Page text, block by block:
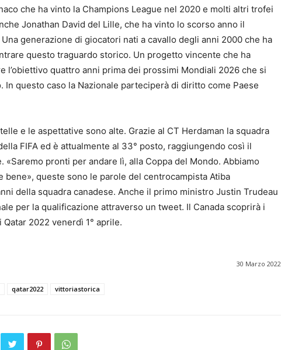
che ha vinto la Champions League nel 2020 e molti altri trofei
Jonathan David del Lille, che ha vinto lo scorso anno il
generazione di giocatori nati a cavallo degli anni 2000 che ha
questo traguardo storico. Un progetto vincente che ha
l’obiettivo quattro anni prima dei prossimi Mondiali 2026 che si
In questo caso la Nazionale parteciperà di diritto come Paese
e le aspettative sono alte. Grazie al CT Herdaman la squadra
FIFA ed è attualmente al 33° posto, raggiungendo così il
«Saremo pronti per andare lì, alla Coppa del Mondo. Abbiamo
bene», queste sono le parole del centrocampista Atiba
della squadra canadese. Anche il primo ministro Justin Trudeau
per la qualificazione attraverso un tweet. Il Canada scoprirà i
2022 venerdì 1° aprile.
30 Marzo 2022
qatar2022 vittoriastorica